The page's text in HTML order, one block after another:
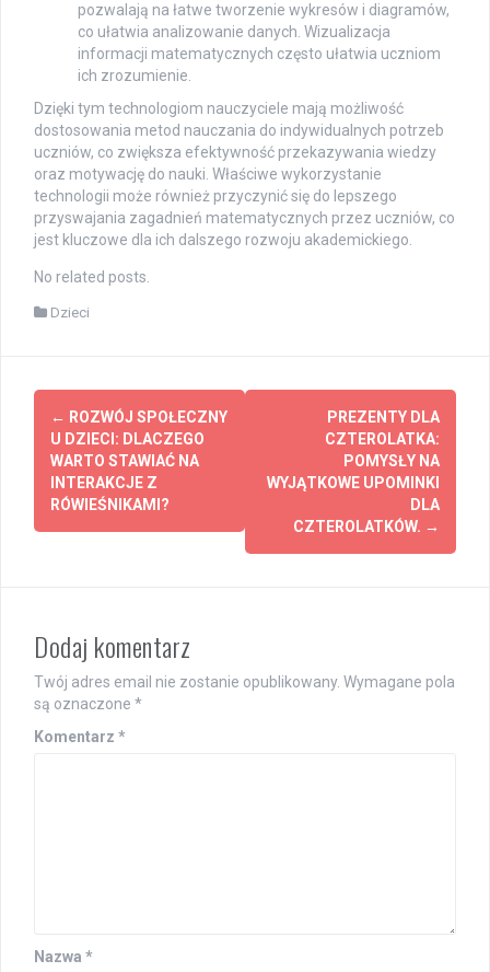
pozwalają na łatwe tworzenie wykresów i diagramów,
co ułatwia analizowanie danych. Wizualizacja
informacji matematycznych często ułatwia uczniom
ich zrozumienie.
Dzięki tym technologiom nauczyciele mają możliwość
dostosowania metod nauczania do indywidualnych potrzeb
uczniów, co zwiększa efektywność przekazywania wiedzy
oraz motywację do nauki. Właściwe wykorzystanie
technologii może również przyczynić się do lepszego
przyswajania zagadnień matematycznych przez uczniów, co
jest kluczowe dla ich dalszego rozwoju akademickiego.
No related posts.
Dzieci
Post
navigation
← ROZWÓJ SPOŁECZNY
U DZIECI: DLACZEGO
WARTO STAWIAĆ NA
INTERAKCJE Z
RÓWIEŚNIKAMI?
PREZENTY DLA
CZTEROLATKA:
POMYSŁY NA
WYJĄTKOWE UPOMINKI
DLA
CZTEROLATKÓW. →
Dodaj komentarz
Twój adres email nie zostanie opublikowany. Wymagane pola
są oznaczone *
Komentarz *
Nazwa *